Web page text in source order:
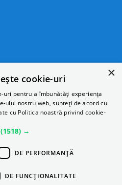
×
cookie-uri
uri pentru a îmbunătăți experiența
ului nostru web, sunteți de acord cu
cu Politica noastră privind cookie-
(1518) →
DE PERFORMANȚĂ
DE FUNCŢIONALITATE